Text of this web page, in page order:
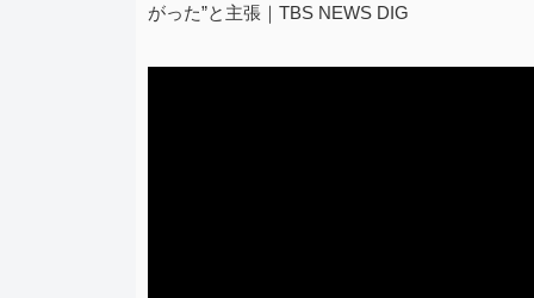
がった”と主張｜TBS NEWS DIG